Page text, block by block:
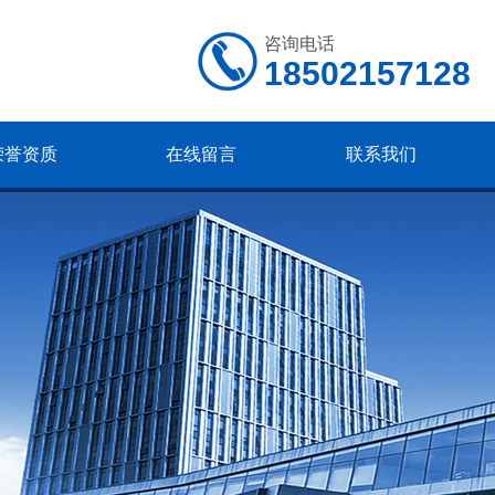
咨询电话
18502157128
誉资质 在线留言 联系我们